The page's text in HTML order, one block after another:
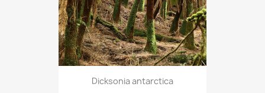
Dicksonia antarctica